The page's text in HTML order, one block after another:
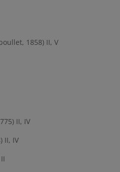
1858) II, V
II, IV
II, IV